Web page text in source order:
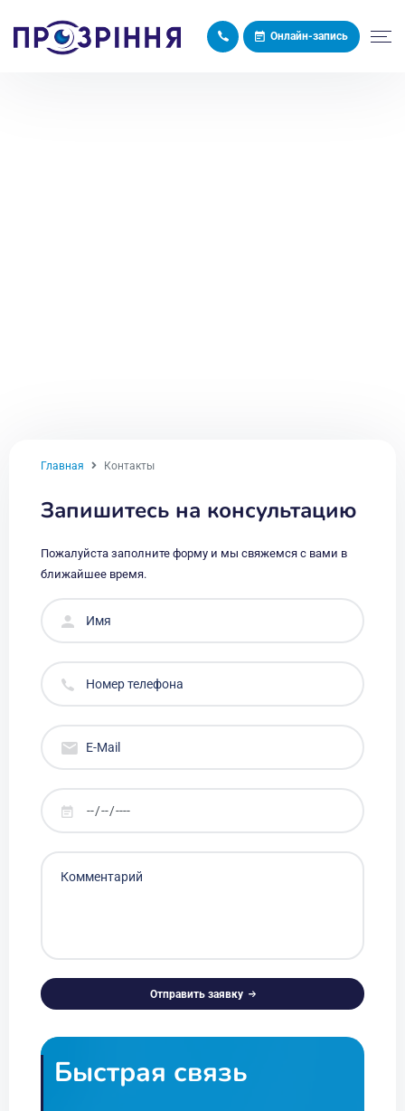
Онлайн-запись
Главная Контакты
Запишитесь на консультацию
Пожалуйста заполните форму и мы свяжемся с вами в
ближайшее время.
Отправить заявку
Быстрая связь